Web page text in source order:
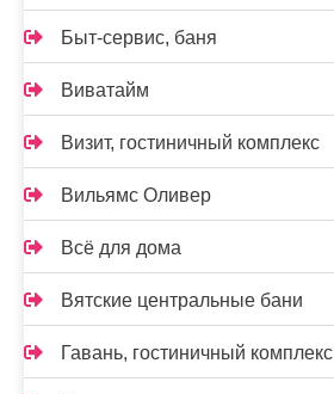
Быт-сервис, баня
Виватайм
Визит, гостиничный комплекс
Вильямс Оливер
Всё для дома
Вятские центральные бани
Гавань, гостиничный комплекс